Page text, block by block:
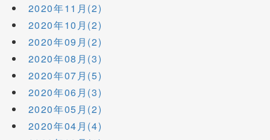
2020年11月(2)
2020年10月(2)
2020年09月(2)
2020年08月(3)
2020年07月(5)
2020年06月(3)
2020年05月(2)
2020年04月(4)